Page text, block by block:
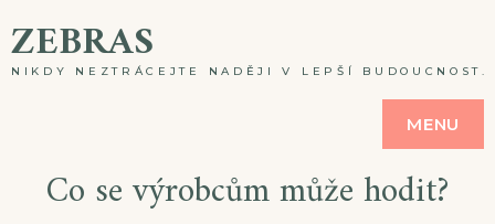
toZEBRAS
NIKDY NEZTRÁCEJTE NADĚJI V LEPŠÍ
MENU
Co se výrobcům může hodit?